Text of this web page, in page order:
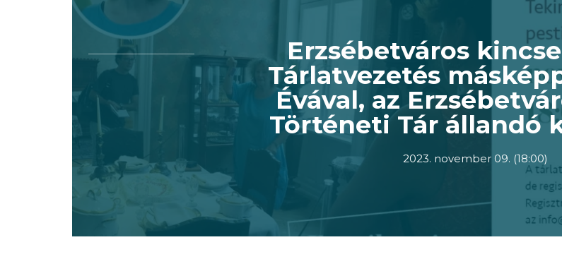
Erzsébetváros
Tárlatvezetés
Évával, az
Történeti Tár állandó
2023. november 09. (18:00)